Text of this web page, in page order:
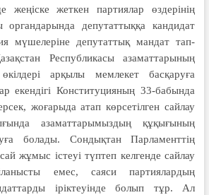
жеңіске жеткен партия­лар өздерінің
депутаттыққа кан­дидат
мүше­леріне депутаттық мандат тап­
Респуб­ликасы азаматтарының
арқылы мемлекет басқа­руға
екендігі Консти­­туцияның 33-бабында
жоғарыда атап көр­сетілген сайлау
азаматтарымыздың құқығының
болады. Сон­дықтан Парламенттің
жұмыс істеуі түптеп келгенде сайлау
емес, саяси партиялардың
іріктеуінде болып тұр. Ал